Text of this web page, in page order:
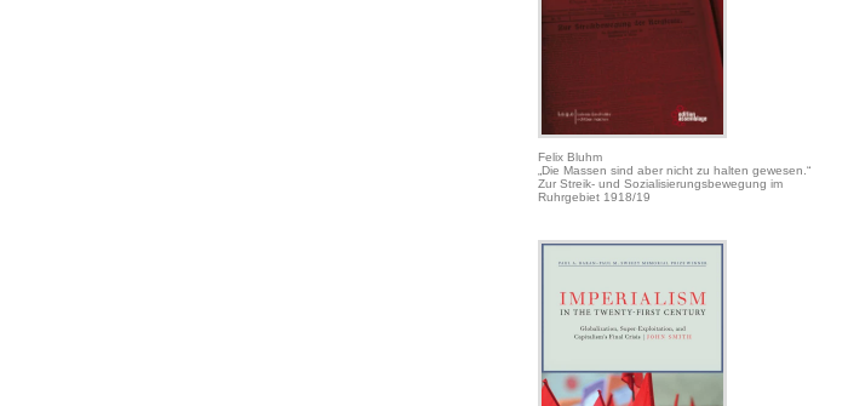
Felix Bluhm
„Die Massen sind aber nicht zu halten gewesen.“
Zur Streik- und Sozialisierungsbewegung im
Ruhrgebiet 1918/19